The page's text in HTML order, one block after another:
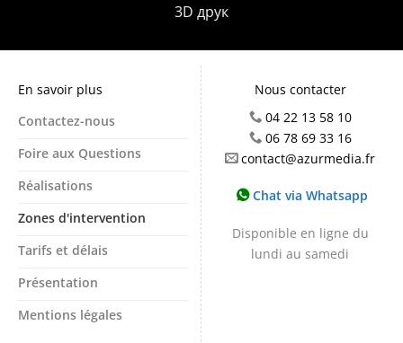
3D друк
En savoir plus
Contactez-nous
Foire aux Questions
Réalisations
Zones d'intervention
Tarifs et délais
Présentation
Mentions légales
Nous contacter
04 22 13 58 10
06 78 69 33 16
contact@azurmedia.fr
Chat via Whatsapp
Disponible en ligne du
lundi au samedi